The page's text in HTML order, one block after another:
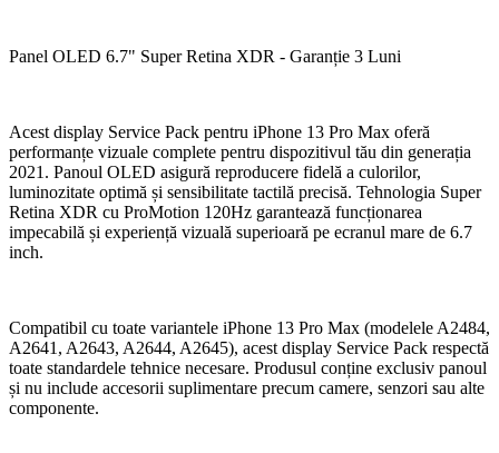
Panel OLED 6.7" Super Retina XDR - Garanție 3 Luni
Acest display Service Pack pentru iPhone 13 Pro Max oferă
performanțe vizuale complete pentru dispozitivul tău din generația
2021. Panoul OLED asigură reproducere fidelă a culorilor,
luminozitate optimă și sensibilitate tactilă precisă. Tehnologia Super
Retina XDR cu ProMotion 120Hz garantează funcționarea
impecabilă și experiență vizuală superioară pe ecranul mare de 6.7
inch.
Compatibil cu toate variantele iPhone 13 Pro Max (modelele A2484,
A2641, A2643, A2644, A2645), acest display Service Pack respectă
toate standardele tehnice necesare. Produsul conține exclusiv panoul
și nu include accesorii suplimentare precum camere, senzori sau alte
componente.